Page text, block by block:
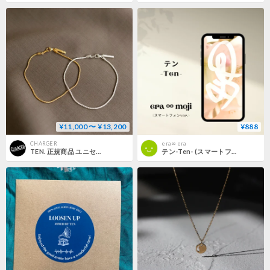
¥11,000 〜 ¥13,200
CHARGER
TEN. 正規商品 ユニセックス アクセサリー テン ツイスト チェーン ブレスレット シルバー/ゴールド【即日発送】(br-0037)(brg-0037)
¥888
era ∞ era
テン-Ten- (スマートフォンver.)